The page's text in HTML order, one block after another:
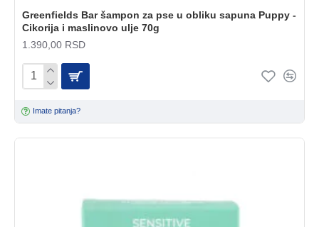
Greenfields Bar šampon za pse u obliku sapuna Puppy -
Cikorija i maslinovo ulje 70g
1.390,00 RSD
Imate pitanja?